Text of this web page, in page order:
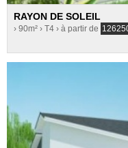
RAYON DE SOLEIL
› 90m² › T4 › à partir de